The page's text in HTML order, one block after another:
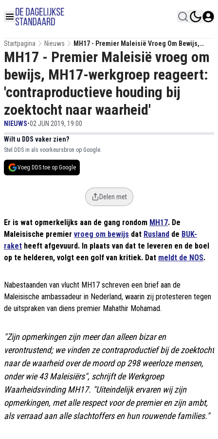
Startpagina Nieuws
MH17 - Premier Maleisië Vroeg Om Bewijs,
MH17-Werkgroep Reageert: 'contraproductieve
Houding Bij Zoektocht Naar Waarheid'
MH17 - Premier Maleisië vroeg om
bewijs, MH17-werkgroep reageert:
'contraproductieve houding bij
zoektocht naar waarheid'
NIEUWS•02 JUN 2019, 19:00
Wilt u DDS vaker zien?
Stel DDS in als voorkeursbron op Google.
Voeg DDS toe op Google
Delen met
Er is wat opmerkelijks aan de gang rondom MH17. De
Maleisische premier vroeg om bewijs dat Rusland de BUK-
raket heeft afgevuurd. In plaats van dat te leveren en de boel
op te helderen, volgt een golf van kritiek. Dat meldt de NOS.
Nabestaanden van vlucht MH17 schreven een brief aan de
Maleisische ambassadeur in Nederland, waarin zij protesteren tegen
de uitspraken van diens premier Mahathir Mohamad.
"Zijn opmerkingen zijn meer dan alleen bizar en
verontrustend; we vinden ze contraproductief bij de zoektocht
naar de waarheid over de moord op 298 weerloze mensen,
onder wie 43 Maleisiërs", schrijft de Werkgroep
Waarheidsvinding MH17. "Uiteindelijk ervaren wij zijn
opmerkingen, met alle respect voor de premier en zijn ambt,
als verraad aan alle slachtoffers en hun rouwende families."